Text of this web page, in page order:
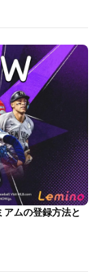
ムの登録方法と